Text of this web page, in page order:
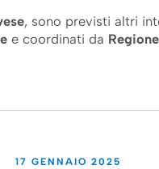
, sono previsti altri
e coordinati da Regione
17 GENNAIO 2025